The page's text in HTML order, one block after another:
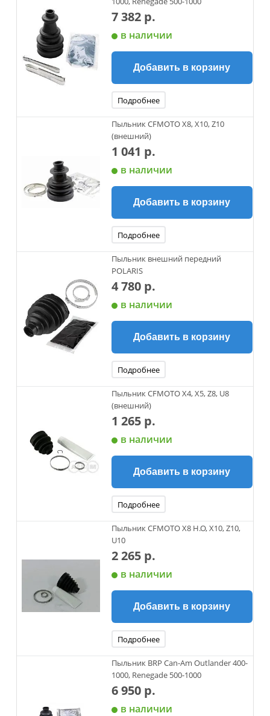
7 382 р.
в наличии
Добавить в корзину
Подробнее
Пыльник CFMOTO X8, X10, Z10
(внешний)
1 041 р.
в наличии
Добавить в корзину
Подробнее
Пыльник внешний передний
POLARIS
4 780 р.
в наличии
Добавить в корзину
Подробнее
Пыльник CFMOTO X4, X5, Z8, U8
(внешний)
1 265 р.
в наличии
Добавить в корзину
Подробнее
Пыльник CFMOTO X8 H.O, X10, Z10,
U10
2 265 р.
в наличии
Добавить в корзину
Подробнее
Пыльник BRP Can-Am Outlander 400-
1000, Renegade 500-1000
6 950 р.
в наличии